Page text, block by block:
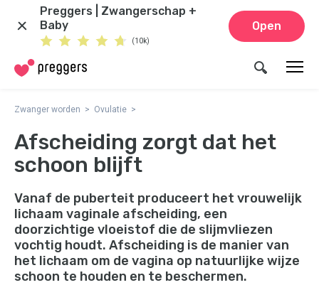
Preggers | Zwangerschap +
Baby
(10k)
Open
Zwanger worden Ovulatie
Afscheiding zorgt dat het
schoon blijft
Vanaf de puberteit produceert het vrouwelijk
lichaam vaginale afscheiding, een
doorzichtige vloeistof die de slijmvliezen
vochtig houdt. Afscheiding is de manier van
het lichaam om de vagina op natuurlijke wijze
schoon te houden en te beschermen.